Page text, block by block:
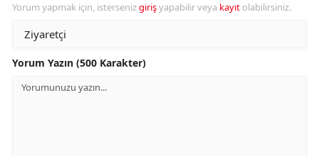
Yorum yapmak için, istersenizgirişyapabilir veya kayıt olabilirsiniz.
Yorum Yazın (500 Karakter)